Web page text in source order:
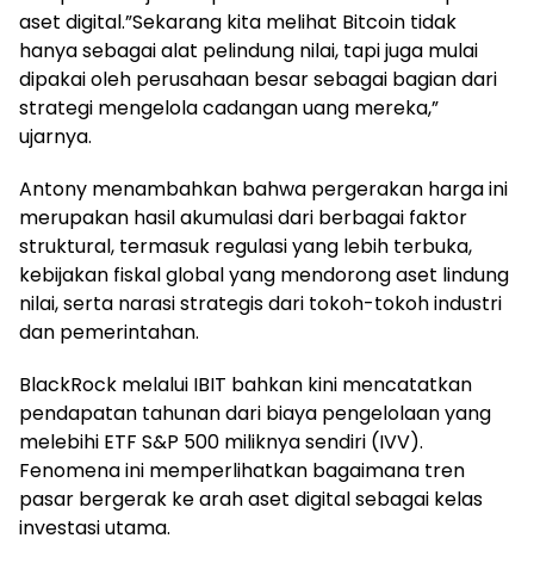
aset digital.”Sekarang kita melihat Bitcoin tidak
hanya sebagai alat pelindung nilai, tapi juga mulai
dipakai oleh perusahaan besar sebagai bagian dari
strategi mengelola cadangan uang mereka,”
ujarnya.
Antony menambahkan bahwa pergerakan harga ini
merupakan hasil akumulasi dari berbagai faktor
struktural, termasuk regulasi yang lebih terbuka,
kebijakan fiskal global yang mendorong aset lindung
nilai, serta narasi strategis dari tokoh-tokoh industri
dan pemerintahan.
BlackRock melalui IBIT bahkan kini mencatatkan
pendapatan tahunan dari biaya pengelolaan yang
melebihi ETF S&P 500 miliknya sendiri (IVV).
Fenomena ini memperlihatkan bagaimana tren
pasar bergerak ke arah aset digital sebagai kelas
investasi utama.